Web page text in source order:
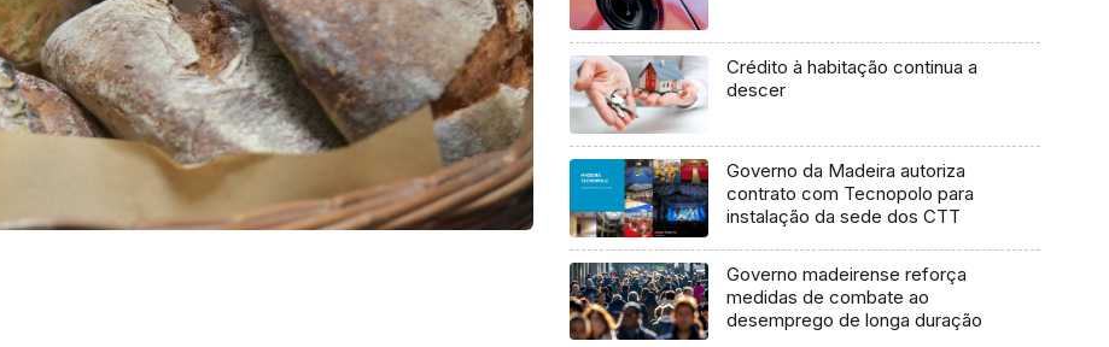
Crédito à habitação continua a
descer
Governo da Madeira autoriza
contrato com Tecnopolo para
instalação da sede dos CTT
Governo madeirense reforça
medidas de combate ao
desemprego de longa duração